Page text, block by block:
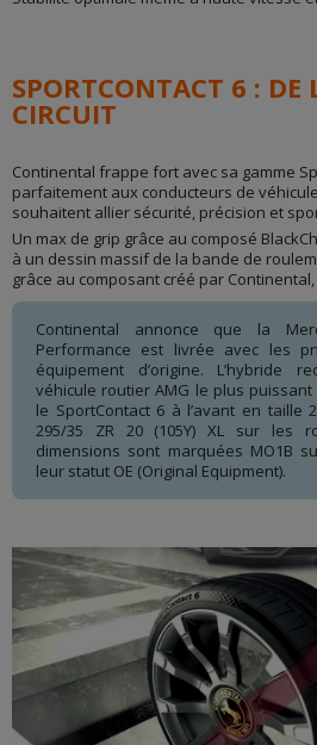
SPORTCONTACT 6 : DE
CIRCUIT
Continental frappe fort avec sa gamme
parfaitement aux conducteurs de
souhaitent allier sécurité, précision et
Un max de grip grâce au composé
à un dessin massif de la bande de
grâce au composant créé par Continental,
Continental annonce que la
Performance est livrée avec les
équipement d’origine. L’hybride
véhicule routier AMG le plus
le SportContact 6 à l’avant en taille
295/35 ZR 20 (105Y) XL sur les
dimensions sont marquées MO1B
leur statut OE (Original Equipment).